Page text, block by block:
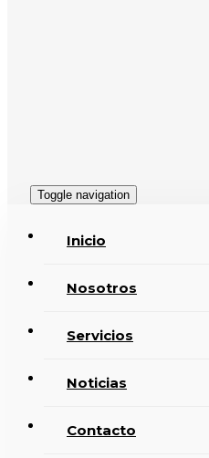
Toggle navigation
Inicio
Nosotros
Servicios
Noticias
Contacto